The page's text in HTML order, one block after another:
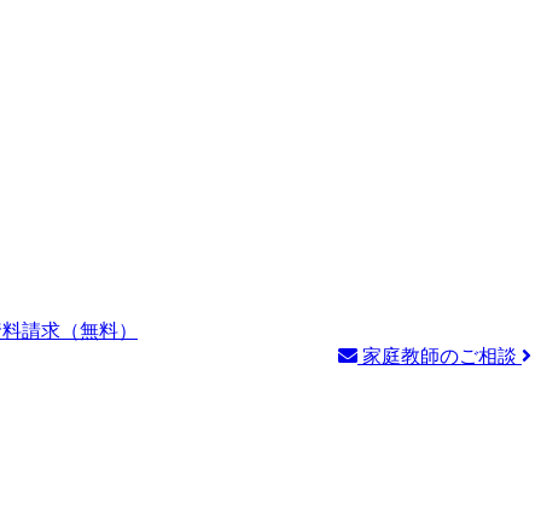
家庭教師のご相談